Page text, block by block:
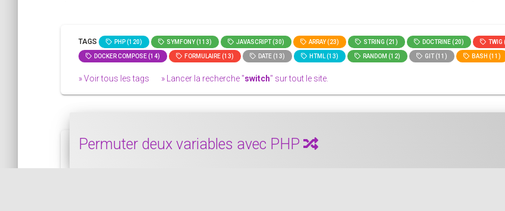
TAGS PHP (120) SYMFONY (113) JAVASCRIPT (30) ARRAY (23) STRING (21) DOCTRINE (20) TWIG
DOCKER COMPOSE (14) FORMULAIRE (13) DATE (13) HTML (13) RANDOM (12) GIT (11) BASH (11)
» Voir tous les tags » Lancer la recherche "switch" sur tout le site.
Permuter deux variables avec PHP